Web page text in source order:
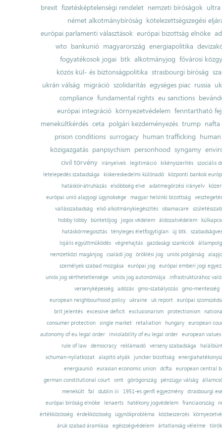
brexit fizetésképtelenségi rendelet nemzeti bíróságok ultra
német alkotmánybíróság kötelezettségszegési
európai parlamenti választások európai bizottság elnöke
wto bankunió magyarország energiapolitika
fogyatékosok jogai btk alkotmányjog fővárosi
közös kül- és biztonságpolitika strasbourgi bíróság
ukrán válság migráció szolidaritás egységes piac russia
compliance fundamental rights eu sanctions
európai integráció környezetvédelem fenntartható
menekültkérdés ceta polgári kezdeményezés trump nafta
prison conditions surrogacy human trafficking
közigazgatás panpsychism personhood syngamy
civil törvény
irányelvek legitimáció kikényszerítés szociális
letelepedés szabadsága
kiskereskedelmi különadó
központi bankok
hatáskör-átruházás
elsőbbség elve adatmegőrzési irányelv
európai unió alapjogi ügynoksége
magyar helsinki bizottság
vesztegetés
vallásszabadság
első alkotmánykiegészítés obamacare
hobby lobby
büntetőjog jogos védelem áldozatvédelem
hatáskörmegosztás tényleges életfogytiglan új btk.
lojális együttműködés
végrehajtás gazdasági szankciók
nemzetközi magánjog
családi jog öröklési jog uniós polgárság
személyek szabad mozgása
európai jog európai emberi jogi
uniós jog sérthetetlensége uniós jog autonómiája
infrastruktúrához
versenyképesség adózás gmo-szabályozás gmo-mentesség
european neighbourhood policy
ukraine uk report
európai
brit jelentés excessive deficit exclusionarism protectionism
consumer protection
single market retaliation hungary
european
autonomy of eu legal order
inviolability of eu legal order
european values
rule of law
democracy reklámadó verseny szabadsága
schuman-nyilatkozat alapító atyák juncker bizottság
energiaunió eurasian economic union dcfta
european central
german constitutional court
omt görögország pénzügyi válság
menekült
fal dublin iii 1951-es genfi egyezmény
strasbourgi
európai bíróság elnöke
lenaerts hatékony jogvédelem franciaország
értékközösség
érdekközösség ügynökprobléma közbeszerzés
áruk szabad áramlása
egészségvédelem ártatlanság vélelme